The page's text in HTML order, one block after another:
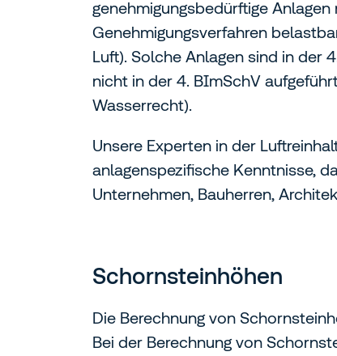
genehmigungsbedürftige
Genehmigungsverfahren
Luft). Solche Anlagen sind in der
nicht in der 4. BImSchV
Wasserrecht).
Unsere Experten in der
anlagenspezifische Kenntnisse,
Unternehmen, Bauherren,
Schornsteinhöhen
Die Berechnung von
Bei der Berechnung von